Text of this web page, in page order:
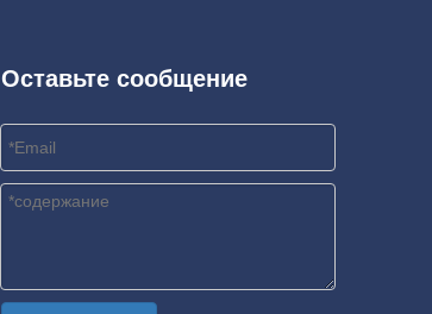
Оставьте сообщение